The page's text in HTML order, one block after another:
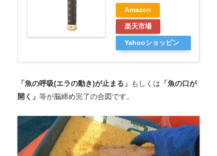
Amazon
楽天市場
Yahooショッピン
「魚の呼吸(エラの動き)が止まる」 もしくは 「魚の口が
開く」 等が脳締め完了の合図です。